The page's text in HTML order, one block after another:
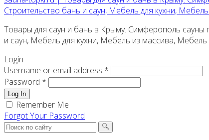
Строительство бань и саун, Мебель для кухни,
Товары для саун и бань в Крыму. Симферополь сауны
и саун, Мебель для кухни, Мебель из массива,
Login
Username or email address *
Password *
Log In
Remember Me
Forgot Your Password